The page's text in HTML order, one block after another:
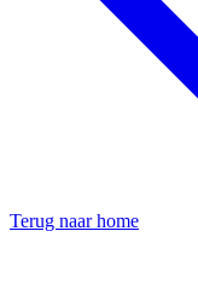
Terug naar home